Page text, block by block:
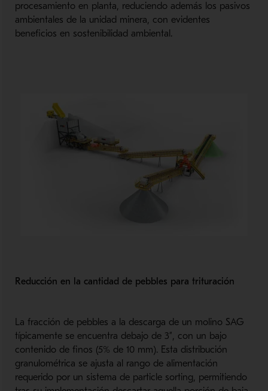
procesamiento en planta, reduciendo además los pasivos
ambientales de la unidad minera, con evidentes
beneficios en sostenibilidad ambiental.
Reducción en la cantidad de pebbles para trituración
La fracción de pebbles a la descarga de un molino SAG
típicamente se encuentra debajo de 3”, con un bajo
contenido de finos (5% de 10 mm). Esta distribución
granulométrica se ajusta al rango de alimentación
requerido por un sistema de particle sorting, permitiendo